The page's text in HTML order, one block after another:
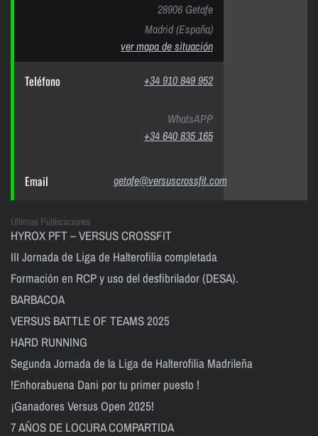
28906 Getafe
Madrid (España)
ver mapa de situación
Teléfono +34 910 849 952
WhatsAPP
+34 640 835 165
Email getafe@versuscrossfit.com
Últimas Publicaciones
HYROX PFT – VERSUS CROSSFIT
III Jornada de Liga de Halterofilia completada
Formación en RCP y uso del desfibrilador (DESA).
BARBACOA
VERSUS BATTLE OF TEAMS 2025
HARD RUNNING
Segunda Jornada de la Liga de Halterofilia Madrileña
!Enhorabuena Dani por tu primer puesto !
¡Ganadores Versus Open 2025!
7 AÑOS DE LOCURA COMPARTIDA